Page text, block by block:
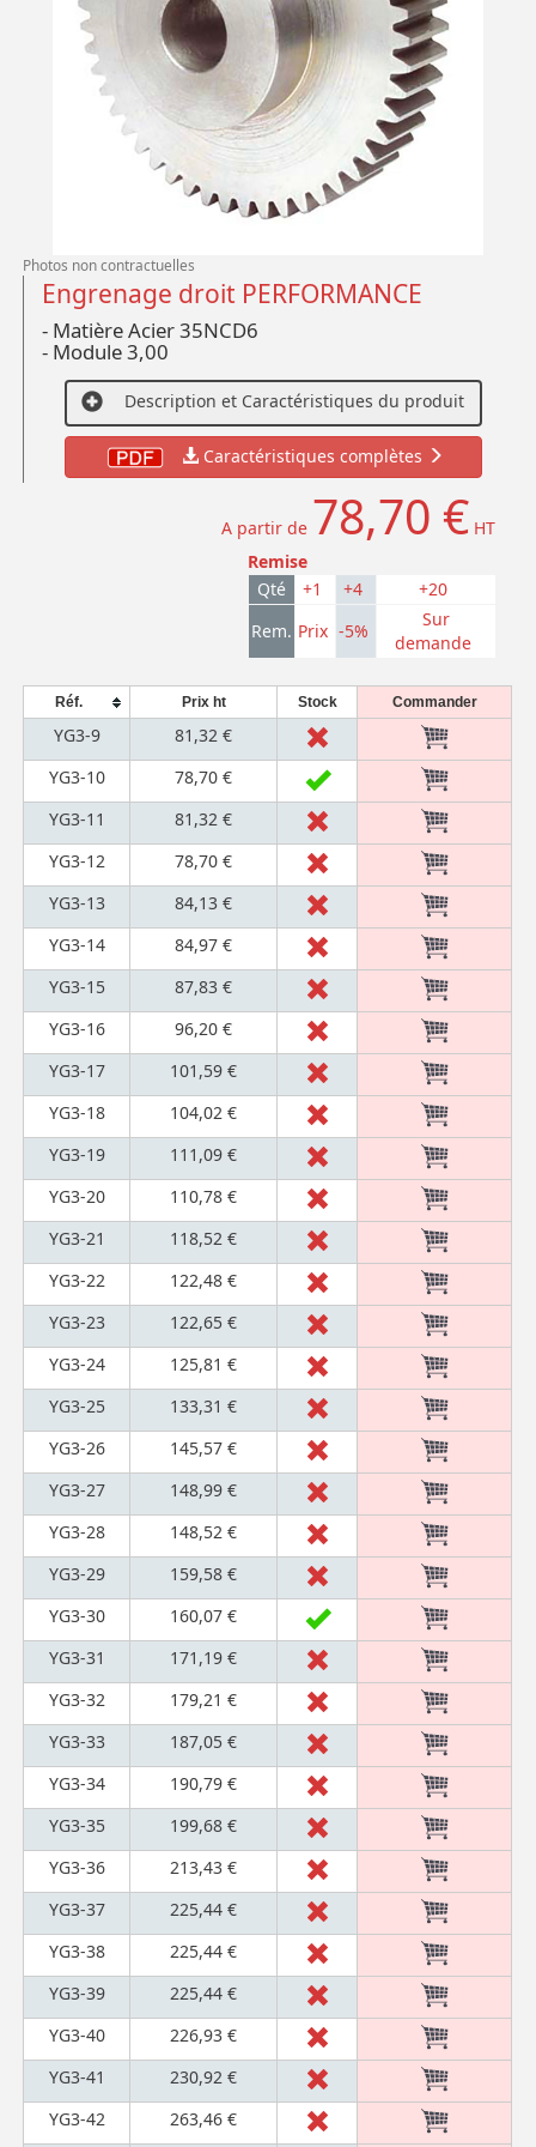
Photos non contractuelles
Engrenage droit PERFORMANCE
- Matière Acier 35NCD6
- Module 3,00
Description et Caractéristiques du produit
Caractéristiques complètes
A partir de 78,70 € HT
Remise
Qté
+1 +4
+20
Rem. Prix -5%
Sur
demande
Réf. Prix ht Stock Commander
YG3-9
81,32 €
YG3-10
78,70 €
YG3-11
81,32 €
YG3-12
78,70 €
YG3-13
84,13 €
YG3-14
84,97 €
YG3-15
87,83 €
YG3-16
96,20 €
YG3-17
101,59 €
YG3-18
104,02 €
YG3-19
111,09 €
YG3-20
110,78 €
YG3-21
118,52 €
YG3-22
122,48 €
YG3-23
122,65 €
YG3-24
125,81 €
YG3-25
133,31 €
YG3-26
145,57 €
YG3-27
148,99 €
YG3-28
148,52 €
YG3-29
159,58 €
YG3-30
160,07 €
YG3-31
171,19 €
YG3-32
179,21 €
YG3-33
187,05 €
YG3-34
190,79 €
YG3-35
199,68 €
YG3-36
213,43 €
YG3-37
225,44 €
YG3-38
225,44 €
YG3-39
225,44 €
YG3-40
226,93 €
YG3-41
230,92 €
YG3-42
263,46 €